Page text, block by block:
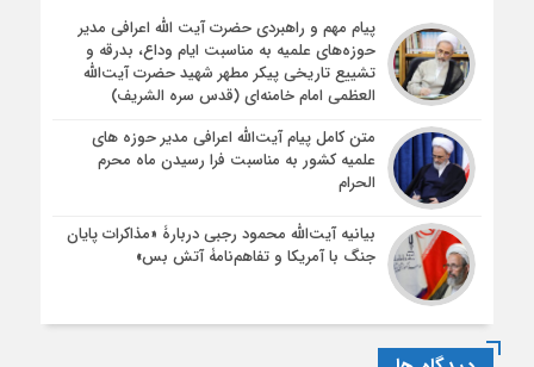
پیام مهم و راهبردی حضرت آیت الله اعرافی مدیر
حوزه‌های علمیه به مناسبت ایام وداع، بدرقه و
تشییع تاریخی پیکر مطهر شهید حضرت آیت‌الله
العظمی امام خامنه‌ای (قدس سره الشریف)
متن کامل پیام آیت‌الله اعرافی مدیر حوزه های
علمیه کشور به مناسبت فرا رسیدن ماه محرم
الحرام
بیانیه آیت‌الله محمود رجبی دربارۀ «مذاکرات پایان
جنگ با آمریکا و تفاهم‌نامۀ آتش بس»